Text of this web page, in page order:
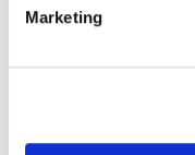
Marketing